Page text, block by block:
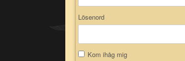
Lösenord
Kom ihåg mig